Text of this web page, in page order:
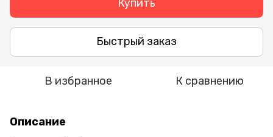
Купить
Быстрый заказ
В избранное К сравнению
Описание